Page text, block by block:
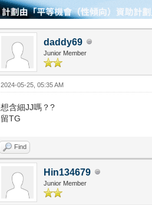
daddy69
Junior Member
2024-05-25, 05:35 AM
想含細JJ嗎？?
留TG
Find
Hin134679
Junior Member